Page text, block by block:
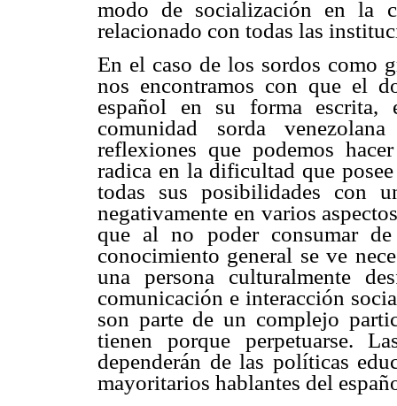
modo de socialización en la
relacionado con todas las
En el caso de los sordos como
nos encontramos con que el
español en su forma
comunidad sorda
reflexiones que podemos
radica en la dificultad que
todas sus posibilidades con
negativamente en varios
que al no poder consumar
conocimiento general se ve
una persona culturalmente
comunicación e interacción
son parte de un complejo
tienen porque perpetuarse.
dependerán de las políticas
mayoritarios hablantes del